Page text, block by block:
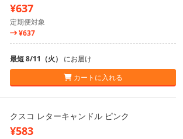
¥637
定期便対象
¥637
最短 8/11（火） にお届け
カートに入れる
クスコ レターキャンドル ピンク
¥583